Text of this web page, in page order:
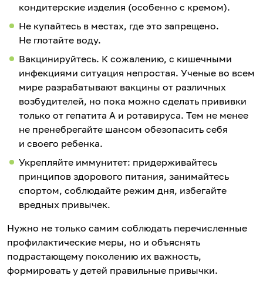
кондитерские изделия (особенно с кремом).
Не купайтесь в местах, где это запрещено.
Не глотайте воду.
Вакцинируйтесь. К сожалению, с кишечными
инфекциями ситуация непростая. Ученые во всем
мире разрабатывают вакцины от различных
возбудителей, но пока можно сделать прививки
только от гепатита А и ротавируса. Тем не менее
не пренебрегайте шансом обезопасить себя
и своего ребенка.
Укрепляйте иммунитет: придерживайтесь
принципов здорового питания, занимайтесь
спортом, соблюдайте режим дня, избегайте
вредных привычек.
Нужно не только самим соблюдать перечисленные
профилактические меры, но и объяснять
подрастающему поколению их важность,
формировать у детей правильные привычки.